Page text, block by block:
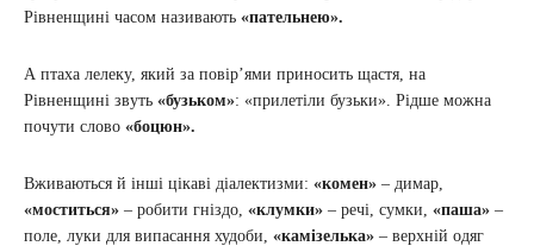
Рівненщині часом називають «пательнею».
А птаха лелеку, який за повір’ями приносить щастя, на
Рівненщині звуть «бузьком»: «прилетіли бузьки». Рідше можна
почути слово «боцюн».
Вживаються й інші цікаві діалектизми: «комен» – димар,
«моститься» – робити гніздо, «клумки» – речі, сумки, «паша» –
поле, луки для випасання худоби, «камізелька» – верхній одяг